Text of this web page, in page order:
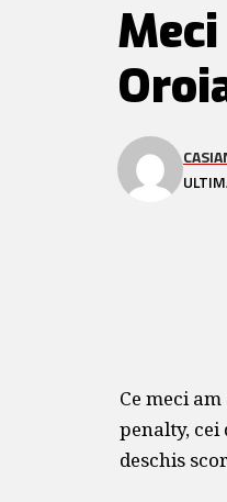
Ce meci
penalty,
deschis